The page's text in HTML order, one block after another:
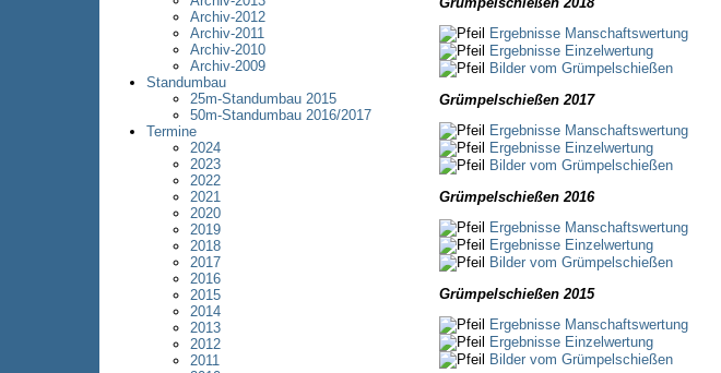
Archiv-2012
Archiv-2011
Archiv-2010
Archiv-2009
Standumbau
25m-Standumbau 2015
50m-Standumbau 2016/2017
Termine
2024
2023
2022
2021
2020
2019
2018
2017
2016
2015
2014
2013
2012
2011
Ergebnisse Manschaftswertung
Ergebnisse Einzelwertung
Bilder vom Grümpelschießen
Grümpelschießen 2017
Ergebnisse Manschaftswertung
Ergebnisse Einzelwertung
Bilder vom Grümpelschießen
Grümpelschießen 2016
Ergebnisse Manschaftswertung
Ergebnisse Einzelwertung
Bilder vom Grümpelschießen
Grümpelschießen 2015
Ergebnisse Manschaftswertung
Ergebnisse Einzelwertung
Bilder vom Grümpelschießen